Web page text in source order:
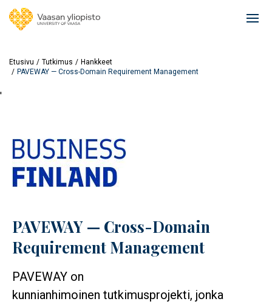
Etusivu Tutkimus
Hankkeet
PAVEWAY — Cross-Domain Requirement Management
'
PAVEWAY — Cross-Domain
Requirement Management
PAVEWAY on
kunnianhimoinen tutkimusprojekti, jonka